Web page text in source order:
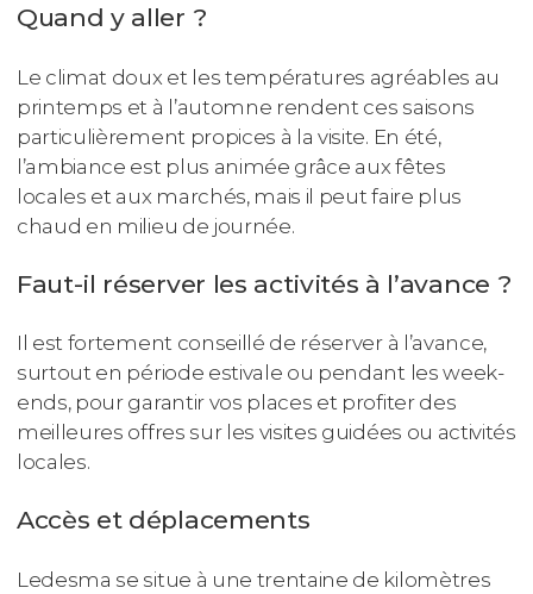
Quand y aller ?
Le climat doux et les températures agréables au
printemps et à l’automne rendent ces saisons
particulièrement propices à la visite. En été,
l’ambiance est plus animée grâce aux fêtes
locales et aux marchés, mais il peut faire plus
chaud en milieu de journée.
Faut-il réserver les activités à l’avance ?
Il est fortement conseillé de réserver à l’avance,
surtout en période estivale ou pendant les week-
ends, pour garantir vos places et profiter des
meilleures offres sur les visites guidées ou activités
locales.
Accès et déplacements
Ledesma se situe à une trentaine de kilomètres